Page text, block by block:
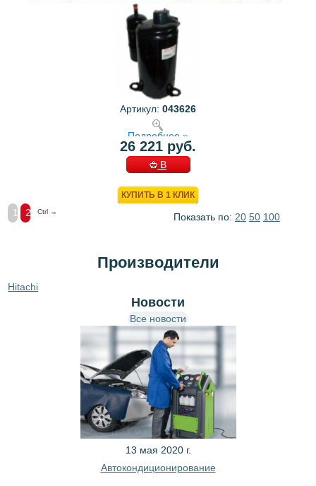
Артикул: 043626
Подробнее »
26 221 руб.
В
КУПИТЬ В 1 КЛИК
1 2 Ctrl → Показать по: 20 50 100
Производители
Hitachi
Новости
Все новости
13 мая 2020 г.
Автокондиционирование